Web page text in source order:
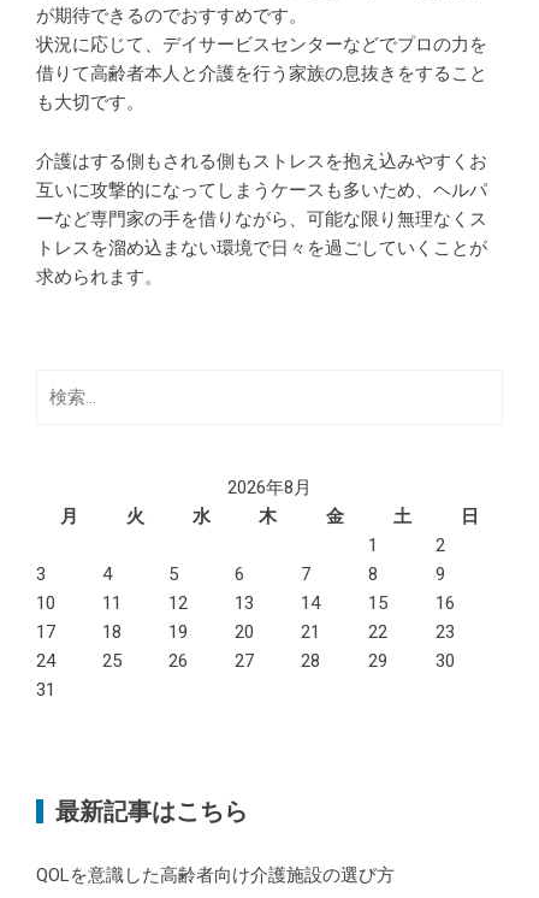
が期待できるのでおすすめです。
状況に応じて、デイサービスセンターなどでプロの力を
借りて高齢者本人と介護を行う家族の息抜きをすること
も大切です。
介護はする側もされる側もストレスを抱え込みやすくお
互いに攻撃的になってしまうケースも多いため、ヘルパ
ーなど専門家の手を借りながら、可能な限り無理なくス
トレスを溜め込まない環境で日々を過ごしていくことが
求められます。
索:
2026年8月
月
火 水 木 金 土
日
1
2
3
4 5 6 7 8
9
10
11 12 13 14 15
16
17
18 19 20 21 22
23
24
25 26 27 28 29
30
31
最新記事はこちら
QOLを意識した高齢者向け介護施設の選び方